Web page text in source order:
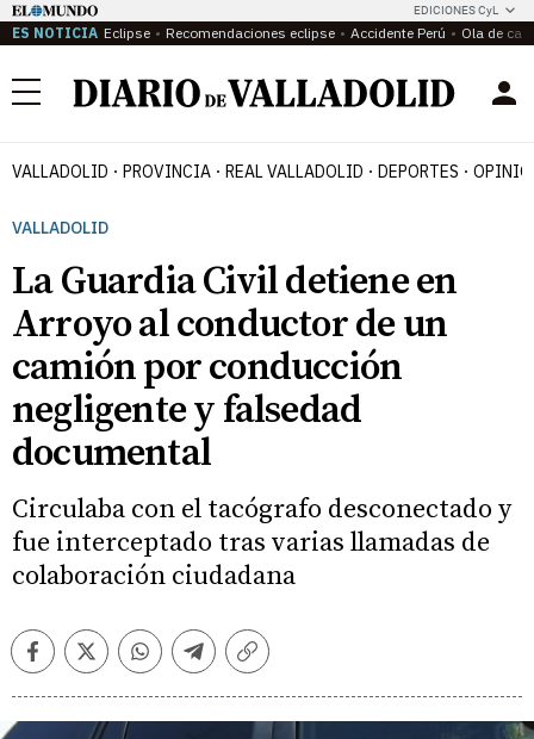
EDICIONES CyL
ES NOTICIA Eclipse Recomendaciones eclipse Accidente Perú Ola de
Menú
VALLADOLID PROVINCIA REAL VALLADOLID DEPORTES
VALLADOLID
La Guardia Civil detiene en
Arroyo al conductor de un
camión por conducción
negligente y falsedad
documental
Circulaba con el tacógrafo desconectado y
fue interceptado tras varias llamadas de
colaboración ciudadana
FacebookTwitterWhatsappTelegramCopiar